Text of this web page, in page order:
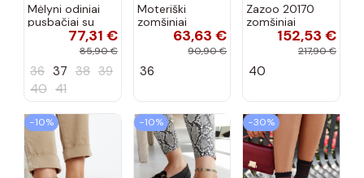
Mėlyni odiniai
pusbačiai su
dekoratyvine
sagtimi Taija
77,31 €
85,90 €
36 37 38 39
40 41
Moteriški
zomšiniai
mokasinai
Demela mėlynos
63,63 €
90,90 €
36
Zazoo 20170
zomšiniai
bateliai su
kulniukais smėlio
152,53 €
217,90 €
40
−10% −10% −30%